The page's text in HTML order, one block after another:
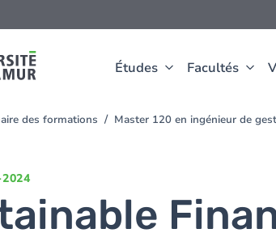
Études Facultés
des formations Master 120 en ingénieur de